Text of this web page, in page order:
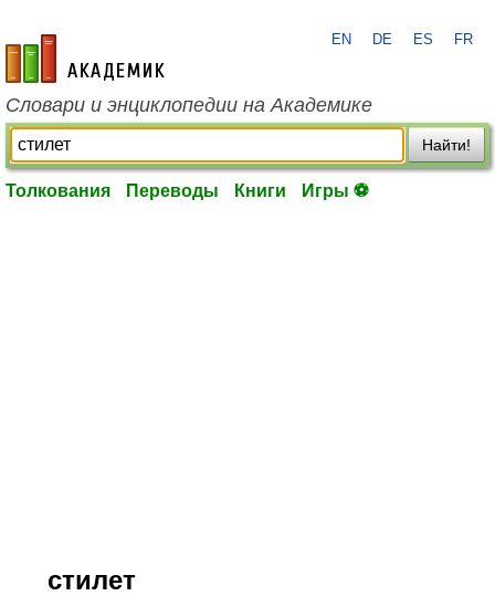
academic.ru
EN DE ES FR
Словари и энциклопедии на Академике
Найти!
Толкования Переводы Книги Игры ⚽
стилет